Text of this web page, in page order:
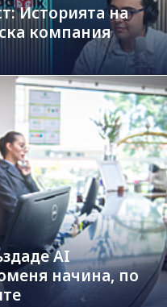
Историята на
компания
AI
начина, по